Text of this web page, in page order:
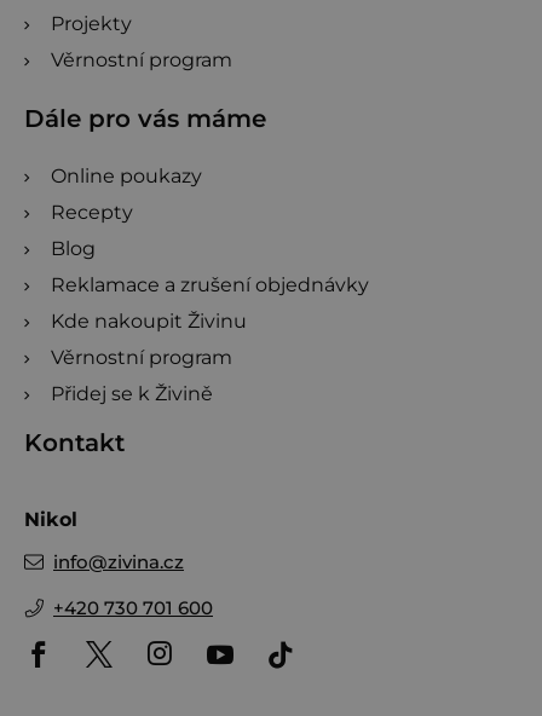
Projekty
Věrnostní program
Dále pro vás máme
Online poukazy
Recepty
Blog
Reklamace a zrušení objednávky
Kde nakoupit Živinu
Věrnostní program
Přidej se k Živině
Kontakt
Nikol
info@zivina.cz
+420 730 701 600